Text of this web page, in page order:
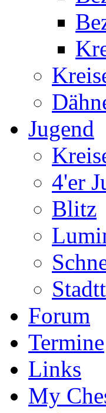
Jugend
4'er
Blitz
Forum
Termine
Links
My